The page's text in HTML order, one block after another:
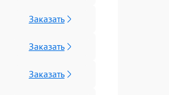
Заказать
Заказать
Заказать